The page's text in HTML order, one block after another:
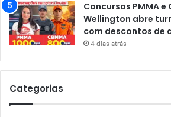
Concursos PMMA e
Wellington abre
com descontos de
4 dias atrás
Categorias